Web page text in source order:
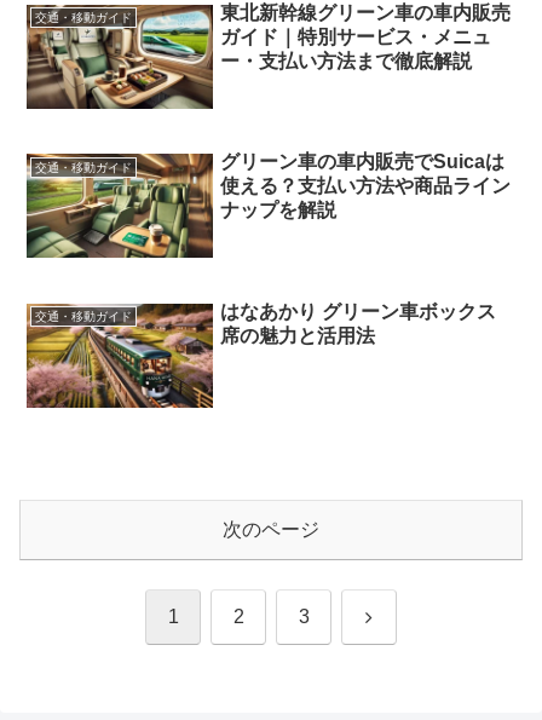
交通・移動ガイド
東北新幹線グリーン車の車内販売
ガイド｜特別サービス・メニュ
ー・支払い方法まで徹底解説
交通・移動ガイド
グリーン車の車内販売でSuicaは
使える？支払い方法や商品ライン
ナップを解説
交通・移動ガイド
はなあかり グリーン車ボックス
席の魅力と活用法
次のページ
1 2 3 次